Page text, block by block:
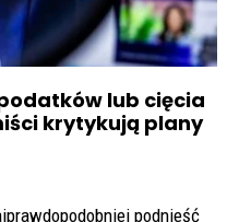
lub cięcia
krytykują plany
podnieść